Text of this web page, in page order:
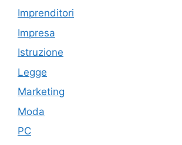
Imprenditori
Impresa
Istruzione
Legge
Marketing
Moda
PC